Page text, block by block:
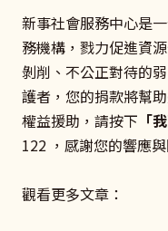
新事社會服務中心是
務機構，戮力促進資
剝削、不公正對待的
護者，您的捐款將幫
權益援助，請按下 「
122 ，感謝您的響應與
觀看更多文章：